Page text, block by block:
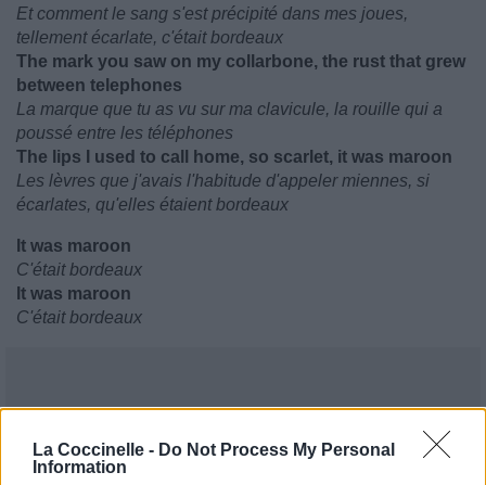
La Coccinelle - Do Not Process My Personal
Information
Et comment le sang s'est précipité dans mes joues,
tellement écarlate, c'était bordeaux
The mark you saw on my collarbone, the rust that grew
between telephones
La marque que tu as vu sur ma clavicule, la rouille qui a
poussé entre les téléphones
The lips I used to call home, so scarlet, it was maroon
Les lèvres que j'avais l'habitude d'appeler miennes, si
écarlates, qu'elles étaient bordeaux
It was maroon
C'était bordeaux
It was maroon
C'était bordeaux